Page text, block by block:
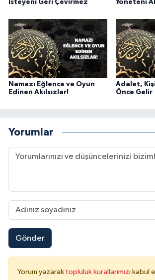
İsteyeni Geri Çevirmez Yöneteni
Namazı Eğlence ve Oyun
Edinen Akılsızlar!
Adalet,
Önce Gelir
Yorumlar
Gönder
Yorum yazarak topluluk kurallarımızı kabul
Kars Müftülüğü
Kastamonu Müftülüğü
Kayseri Müftülüğü
Kırşehir Müftülüğü
Kocaeli Müftülüğü
Konya Müftülüğü
Kütahya Müftülüğü